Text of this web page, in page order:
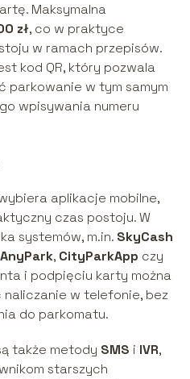
Maksymalna
zł, co w praktyce
w ramach przepisów.
kod QR, który pozwala
parkowanie w tym samym
wpisywania numeru
aplikacje mobilne,
czas postoju. W
systemów, m.in. SkyCash
AnyPark, CityParkApp czy
i podpięciu karty można
w telefonie, bez
do parkomatu.
także metody SMS i IVR,
starszych